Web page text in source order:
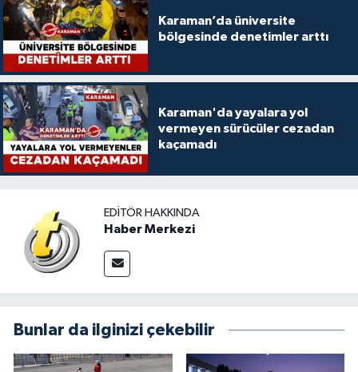
Karaman’da üniversite
bölgesinde denetimler arttı
Karaman'da yayalara yol
vermeyen sürücüler cezadan
kaçamadı
EDITÖR HAKKINDA
Haber Merkezi
Bunlar da ilginizi çekebilir